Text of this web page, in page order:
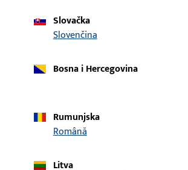
Bruto težina
Najmanja jedinica narudžbe
Slovačka
Slovenčina
Bosna i Hercegovina
Rumunjska
Română
Litva